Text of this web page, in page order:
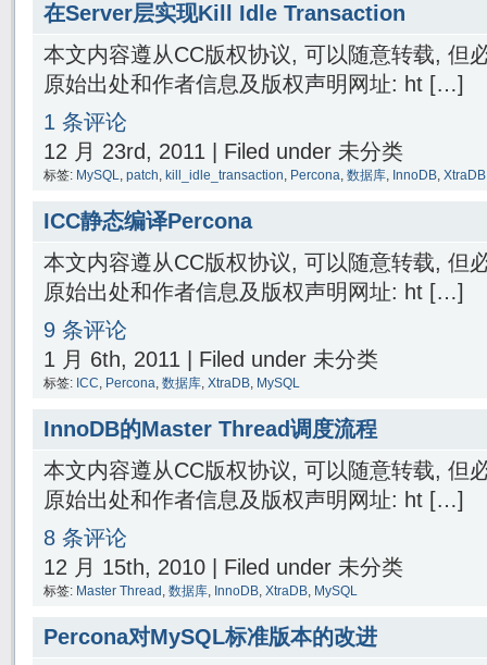
在Server层实现Kill Idle Transaction
本文内容遵从CC版权协议, 可以随意转载, 但
原始出处和作者信息及版权声明网址: ht […]
1 条评论
12 月 23rd, 2011 | Filed under 未分类
标签: MySQL, patch, kill_idle_transaction, Percona, 数据库, InnoDB, XtraDB
ICC静态编译Percona
本文内容遵从CC版权协议, 可以随意转载, 但
原始出处和作者信息及版权声明网址: ht […]
9 条评论
1 月 6th, 2011 | Filed under 未分类
标签: ICC, Percona, 数据库, XtraDB, MySQL
InnoDB的Master Thread调度流程
本文内容遵从CC版权协议, 可以随意转载, 但
原始出处和作者信息及版权声明网址: ht […]
8 条评论
12 月 15th, 2010 | Filed under 未分类
标签: Master Thread , 数据库, InnoDB, XtraDB, MySQL
Percona对MySQL标准版本的改进